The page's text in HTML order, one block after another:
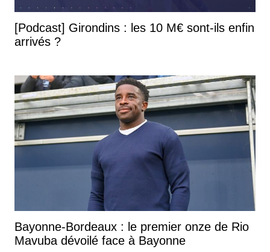
[Podcast] Girondins : les 10 M€ sont-ils enfin
arrivés ?
Bayonne-Bordeaux : le premier onze de Rio
Mavuba dévoilé face à Bayonne